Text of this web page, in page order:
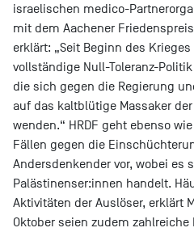
israelischen medico-
mit dem Aachener
erklärt: „Seit Beginn des
vollständige Null-Toleranz-
die sich gegen die Regierung
auf das kaltblütige Massaker der
wenden.“ HRDF geht ebenso
Fällen gegen die
Andersdenkender vor, wobei es
Palästinenser:innen handelt.
Aktivitäten der Auslöser, erklärt
Oktober seien zudem